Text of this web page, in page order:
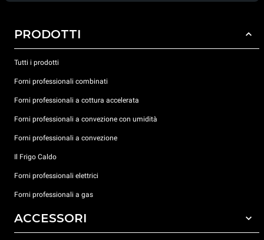
PRODOTTI
Tutti i prodotti
Forni professionali combinati
Forni professionali a cottura accelerata
Forni professionali a convezione con umidità
Forni professionali a convezione
Il Frigo Caldo
Forni professionali elettrici
Forni professionali a gas
ACCESSORI